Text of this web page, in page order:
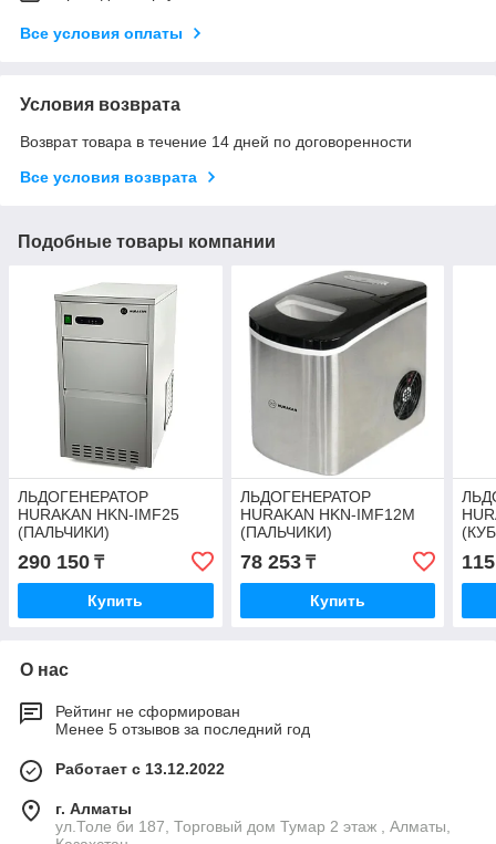
Все условия оплаты
Условия возврата
Возврат товара в течение 14 дней по договоренности
Все условия возврата
Подобные товары компании
ЛЬДОГЕНЕРАТОР
HURAKAN HKN-IMF25
(ПАЛЬЧИКИ)
290 150 ₸
Купить
ЛЬДОГЕНЕРАТОР
HURAKAN HKN-IMF12M
(ПАЛЬЧИКИ)
78 253₸
Купить
О нас
Рейтинг не сформирован
Менее 5 отзывов за последний год
Работает с 13.12.2022
г. Алматы
ул.Толе би 187, Торговый дом Тумар 2 этаж , Алматы,